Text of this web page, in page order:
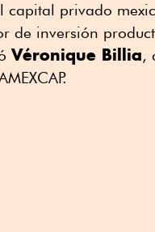
capital privado
de inversión
Véronique Billia,